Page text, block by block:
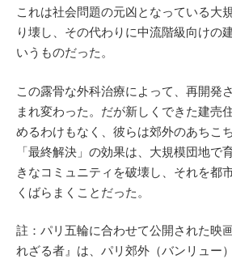
これは社会問題の元凶となっている大
り壊し、その代わりに中流階級向けの
いうものだった。
この露骨な外科治療によって、再開発
まれ変わった。だが新しくできた建売
めるわけもなく、彼らは郊外のあちこ
「最終解決」の効果は、大規模団地で
きなコミュニティを破壊し、それを都
くばらまくことだった。
註：パリ五輪に合わせて公開された映
れざる者』は、パリ郊外（バンリュー